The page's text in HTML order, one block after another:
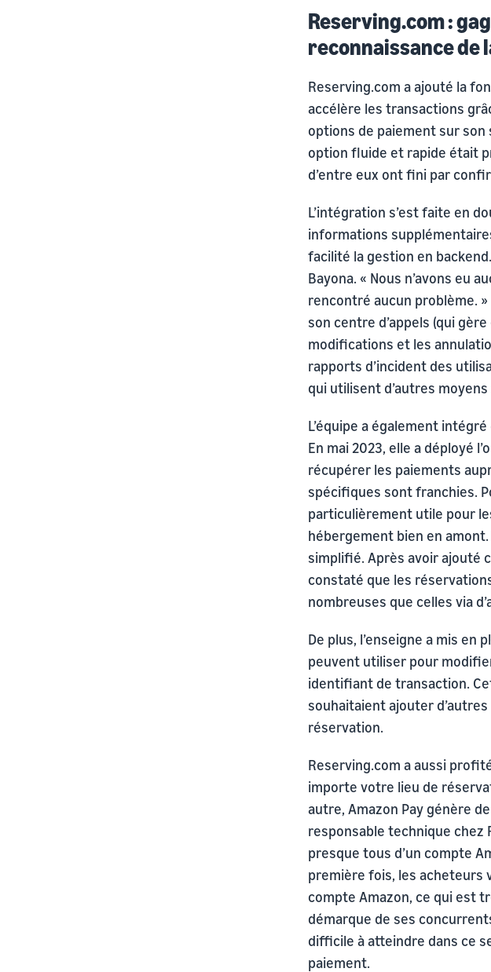
Reserving.com :
reconnaissance de
Reserving.com a ajouté la
accélère les transactions
options de paiement sur son
option fluide et rapide était
d’entre eux ont fini par
L’intégration s’est faite en
informations
facilité la gestion en
Bayona. « Nous n’avons eu
rencontré aucun problème.
son centre d’appels (qui
modifications et les
rapports d’incident des
qui utilisent d’autres
L’équipe a également
En mai 2023, elle a déployé
récupérer les paiements
spécifiques sont franchies.
particulièrement utile pour
hébergement bien en amont.
simplifié. Après avoir ajouté
constaté que les
nombreuses que celles via
De plus, l’enseigne a mis en
peuvent utiliser pour
identifiant de transaction.
souhaitaient ajouter
réservation.
Reserving.com a aussi
importe votre lieu de
autre, Amazon Pay génère
responsable technique chez
presque tous d’un compte
première fois, les acheteurs
compte Amazon, ce qui est
démarque de ses
difficile à atteindre dans ce
paiement.